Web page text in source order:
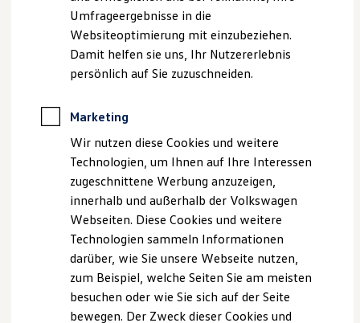
Geschäftskunden
Professional Class bei Volkswagen
Großkunden
Behörden
Direktkunden
Sonderfahrzeuge
Elektromobilität
Elektroautos
Elektrofahrzeugkonzepte
ID. EVERY1
Reichweite
Reichweite der ID. Modelle
Reichweite im Winter
Rekuperation
Laden
Laden unterwegs
Laden Zuhause
Ladestationen finden
Ladezeitensimulator
Fahrstreifenwechsel Ihr Fahrzeug bis auf den Seitenstreifen
steuern und dort zum Stehen bringen.
1 2
Front Assist
Notbremsassistent „Front Assist“
mit Fußgänger-
Umfrageergebnisse in die
Websiteoptimierung mit einzubeziehen.
Damit helfen sie uns, Ihr Nutzererlebnis
persönlich auf Sie zuzuschneiden.
Marketing
Wir nutzen diese Cookies und weitere
Technologien, um Ihnen auf Ihre Interessen
zugeschnittene Werbung anzuzeigen,
innerhalb und außerhalb der Volkswagen
Webseiten. Diese Cookies und weitere
Technologien sammeln Informationen
darüber, wie Sie unsere Webseite nutzen,
zum Beispiel, welche Seiten Sie am meisten
besuchen oder wie Sie sich auf der Seite
bewegen. Der Zweck dieser Cookies und